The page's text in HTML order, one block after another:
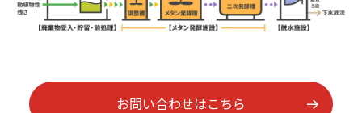
お問い合わせはこちら